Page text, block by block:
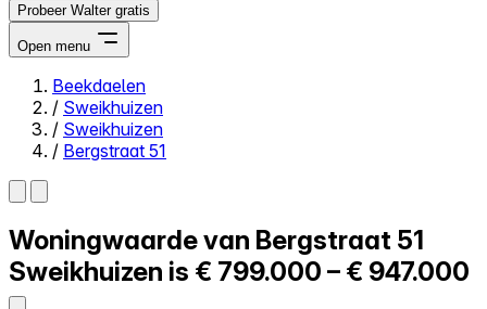
Probeer Walter gratis
Open menu
Close menu
Zelf kopen
Alles-in-één
Reviews
Beekdaelen
/ Sweikhuizen
/ Sweikhuizen
/ Bergstraat 51
Woningwaarde van Bergstraat 51
Sweikhuizen is € 799.000 – € 947.000